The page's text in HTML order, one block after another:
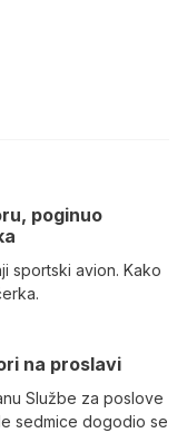
poginuo
sportski avion. Kako
na proslavi
Službe za poslove
sedmice dogodio se